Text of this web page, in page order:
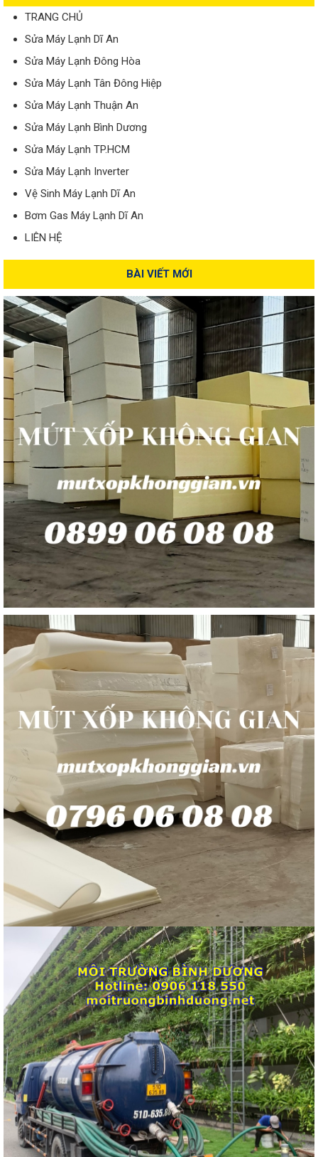
TRANG CHỦ
Sửa Máy Lạnh Dĩ An
Sửa Máy Lạnh Đông Hòa
Sửa Máy Lạnh Tân Đông Hiệp
Sửa Máy Lạnh Thuận An
Sửa Máy Lạnh Bình Dương
Sửa Máy Lạnh TP.HCM
Sửa Máy Lạnh Inverter
Vệ Sinh Máy Lạnh Dĩ An
Bơm Gas Máy Lạnh Dĩ An
LIÊN HỆ
BÀI VIẾT MỚI